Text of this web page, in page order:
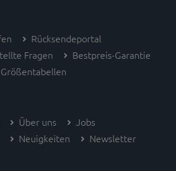
Rücksendeportal
Fragen
Bestpreis-Garantie
Größentabellen
Über uns
Jobs
Neuigkeiten
Newsletter